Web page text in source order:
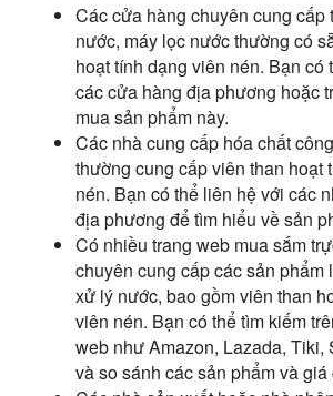
Các cửa hàng chuyên cung cấp
nước, máy lọc nước thường có
hoạt tính dạng viên nén. Bạn có
các cửa hàng địa phương hoặc
mua sản phẩm này.
Các nhà cung cấp hóa chất
thường cung cấp viên than hoạt
nén. Bạn có thể liên hệ với các
địa phương để tìm hiểu về sản
Có nhiều trang web mua sắm
chuyên cung cấp các sản phẩm
xử lý nước, bao gồm viên than
viên nén. Bạn có thể tìm kiếm
web như Amazon, Lazada, Tiki,
và so sánh các sản phẩm và giá